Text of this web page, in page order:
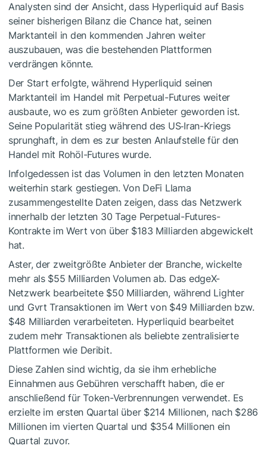
Analysten sind der Ansicht, dass Hyperliquid auf Basis
seiner bisherigen Bilanz die Chance hat, seinen
Marktanteil in den kommenden Jahren weiter
auszubauen, was die bestehenden Plattformen
verdrängen könnte.
Der Start erfolgte, während Hyperliquid seinen
Marktanteil im Handel mit Perpetual-Futures weiter
ausbaute, wo es zum größten Anbieter geworden ist.
Seine Popularität stieg während des US‑Iran-Kriegs
sprunghaft, in dem es zur besten Anlaufstelle für den
Handel mit Rohöl-Futures wurde.
Infolgedessen ist das Volumen in den letzten Monaten
weiterhin stark gestiegen. Von DeFi Llama
zusammengestellte Daten zeigen, dass das Netzwerk
innerhalb der letzten 30 Tage Perpetual-Futures-
Kontrakte im Wert von über $183 Milliarden abgewickelt
hat.
Aster, der zweitgrößte Anbieter der Branche, wickelte
mehr als $55 Milliarden Volumen ab. Das edgeX-
Netzwerk bearbeitete $50 Milliarden, während Lighter
und Gvrt Transaktionen im Wert von $49 Milliarden bzw.
$48 Milliarden verarbeiteten. Hyperliquid bearbeitet
zudem mehr Transaktionen als beliebte zentralisierte
Plattformen wie Deribit.
Diese Zahlen sind wichtig, da sie ihm erhebliche
Einnahmen aus Gebühren verschafft haben, die er
anschließend für Token-Verbrennungen verwendet. Es
erzielte im ersten Quartal über $214 Millionen, nach $286
Millionen im vierten Quartal und $354 Millionen ein
Quartal zuvor.